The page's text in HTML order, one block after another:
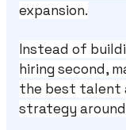
expansion.
Instead of
hiring second,
the best talent
strategy